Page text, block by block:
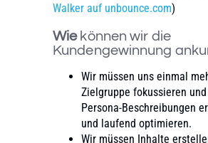
Walker auf unbounce.com)
Wie können wir die
Kundengewinnung
Wir müssen uns einmal
Zielgruppe fokussieren
Persona-Beschreibungen
und laufend optimieren.
Wir müssen Inhalte